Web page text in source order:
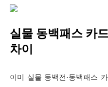
실물 동백패스 카
차이
이미 실물 동백전·동백패스